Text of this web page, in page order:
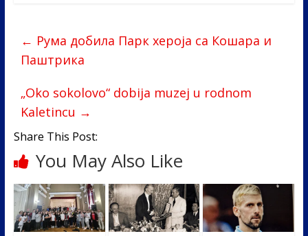
b
o
k
er e e
← Рума добила Парк хероја са Кошара и
Паштрика
„Oko sokolovo“ dobija muzej u rodnom
Kaletincu →
Share This Post:
You May Also Like